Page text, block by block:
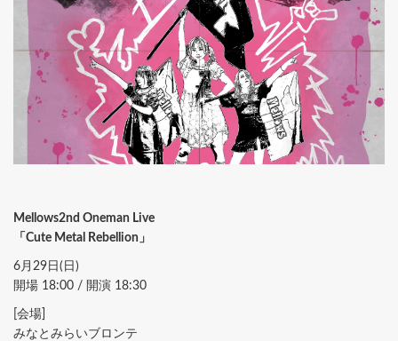
Mellows2nd Oneman Live
「Cute Metal Rebellion」
6月29日(日)
開場 18:00 / 開演 18:30
[会場]
みなとみらいブロンテ